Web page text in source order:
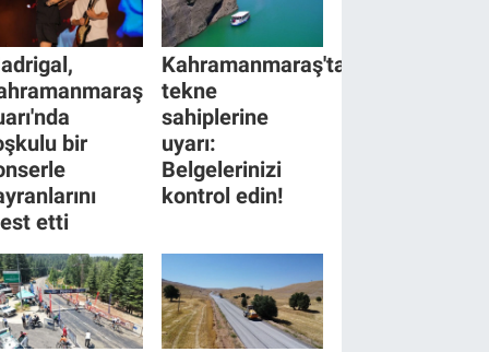
bir
etti
Kahramanmaraş'tan
tekne
sahiplerine
uyarı:
Belgelerinizi
kontrol edin!